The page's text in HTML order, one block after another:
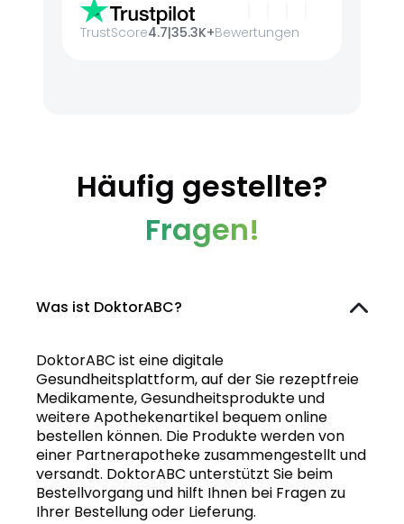
TrustScore4.7|35.3K+Bewertungen
Häufig gestellte?
Fragen!
Was ist DoktorABC?
DoktorABC ist eine digitale
Gesundheitsplattform, auf der Sie rezeptfreie
Medikamente, Gesundheitsprodukte und
weitere Apothekenartikel bequem online
bestellen können. Die Produkte werden von
einer Partnerapotheke zusammengestellt und
versandt. DoktorABC unterstützt Sie beim
Bestellvorgang und hilft Ihnen bei Fragen zu
Ihrer Bestellung oder Lieferung.